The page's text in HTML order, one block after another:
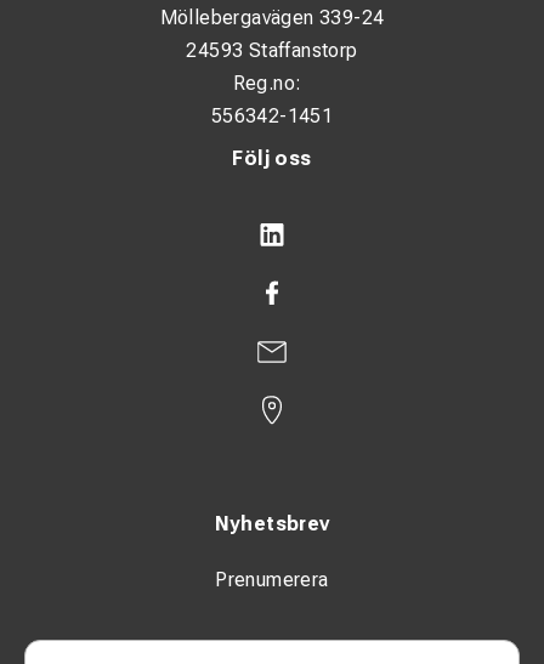
Följ oss
Nyhetsbrev
Prenumerera
Möllebergavägen 339-24
24593 Staffanstorp
Reg.no:
556342-1451